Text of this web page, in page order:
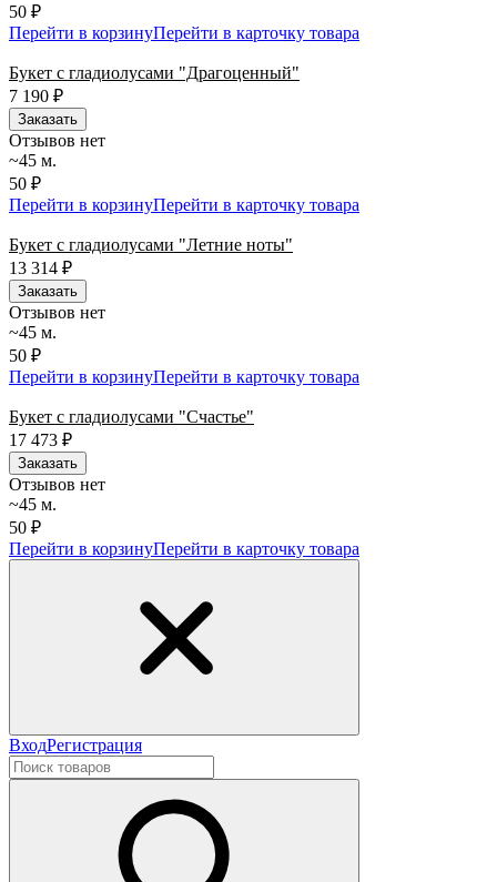
50 ₽
Перейти в корзинуПерейти в карточку товара
Букет с гладиолусами "Драгоценный"
7 190 ₽
Заказать
Отзывов нет
~45 м.
50 ₽
Перейти в корзинуПерейти в карточку товара
Букет с гладиолусами "Летние ноты"
13 314 ₽
Заказать
Отзывов нет
~45 м.
50 ₽
Перейти в корзинуПерейти в карточку товара
Букет с гладиолусами "Счастье"
17 473 ₽
Заказать
Отзывов нет
~45 м.
50 ₽
Перейти в корзинуПерейти в карточку товара
ВходРегистрация